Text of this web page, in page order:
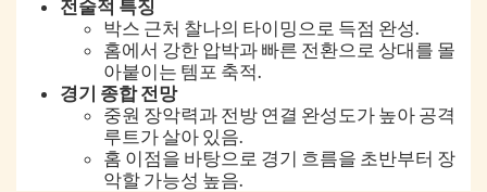
전술적 특징
박스 근처 찰나의 타이밍으로 득점 완성.
홈에서 강한 압박과 빠른 전환으로 상대를 몰
아붙이는 템포 축적.
경기 종합 전망
중원 장악력과 전방 연결 완성도가 높아 공격
루트가 살아 있음.
홈 이점을 바탕으로 경기 흐름을 초반부터 장
악할 가능성 높음.